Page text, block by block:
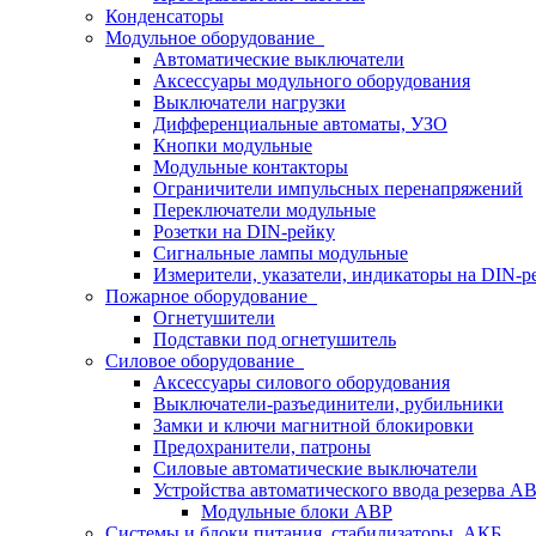
Конденсаторы
Модульное оборудование
Автоматические выключатели
Аксессуары модульного оборудования
Выключатели нагрузки
Дифференциальные автоматы, УЗО
Кнопки модульные
Модульные контакторы
Ограничители импульсных перенапряжений
Переключатели модульные
Розетки на DIN-рейку
Сигнальные лампы модульные
Измерители, указатели, индикаторы на DIN-
Пожарное оборудование
Огнетушители
Подставки под огнетушитель
Силовое оборудование
Аксессуары силового оборудования
Выключатели-разъединители, рубильники
Замки и ключи магнитной блокировки
Предохранители, патроны
Силовые автоматические выключатели
Устройства автоматического ввода резерва
Модульные блоки АВР